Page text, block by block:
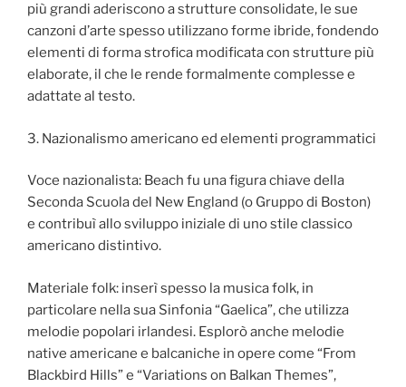
più grandi aderiscono a strutture consolidate, le sue
canzoni d’arte spesso utilizzano forme ibride, fondendo
elementi di forma strofica modificata con strutture più
elaborate, il che le rende formalmente complesse e
adattate al testo.
3. Nazionalismo americano ed elementi programmatici
Voce nazionalista: Beach fu una figura chiave della
Seconda Scuola del New England (o Gruppo di Boston)
e contribuì allo sviluppo iniziale di uno stile classico
americano distintivo.
Materiale folk: inserì spesso la musica folk, in
particolare nella sua Sinfonia “Gaelica”, che utilizza
melodie popolari irlandesi. Esplorò anche melodie
native americane e balcaniche in opere come “From
Blackbird Hills” e “Variations on Balkan Themes”,